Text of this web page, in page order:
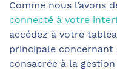
Comme nous l’avons
connecté à votre
accédez à votre
principale concernant
consacrée à la